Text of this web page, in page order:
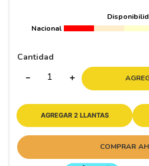
Nacional
Cantidad
＋
－
AGREGAR 2 LLANTAS
COMPRAR